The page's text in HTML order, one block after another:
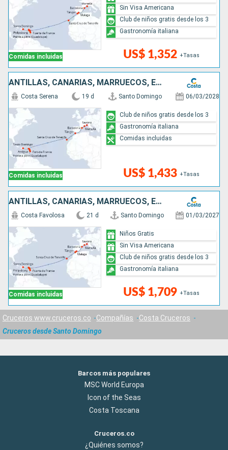
Comidas incluidas US$ 1,352 +Tasas
Sin Visa Americana
Club de niños gratis desde los 3
Gastronomía italiana
ANTILLAS, CANARIAS, MARRUECOS, ESPAÑA, FRANCIA, ITALIA
Comidas incluidas
Costa Serena 19 d Santo Domingo 06/03/2028
US$ 1,433 +Tasas
Club de niños gratis desde los 3
Gastronomía italiana
Comidas incluidas
ANTILLAS, CANARIAS, MARRUECOS, ESPAÑA, FRANCIA, ITALIA
Comidas incluidas
Costa Favolosa 21 d Santo Domingo 01/03/2027
US$ 1,709 +Tasas
Niños Gratis
Sin Visa Americana
Club de niños gratis desde los 3
Gastronomía italiana
Cruceros www.cruceros.co Compañías
Costa Cruceros
Cruceros desde Santo Domingo
Barcos más populares
MSC World Europa
Icon of the Seas
Costa Toscana
Cruceros.co
¿Quiénes somos?